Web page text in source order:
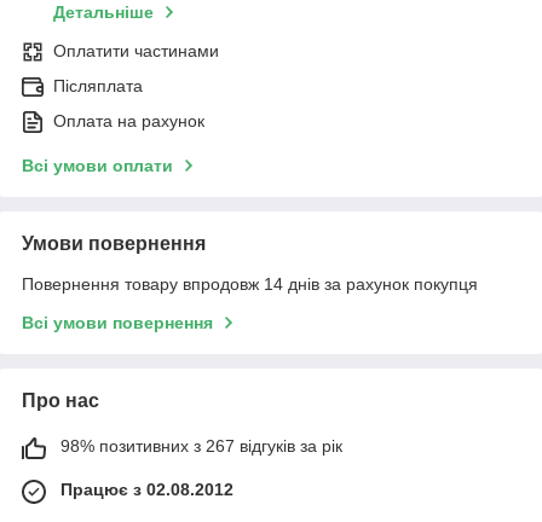
Детальніше
Оплатити частинами
Післяплата
Оплата на рахунок
Всі умови оплати
Умови повернення
Повернення товару впродовж 14 днів за рахунок покупця
Всі умови повернення
Про нас
98% позитивних з 267 відгуків за рік
Працює з 02.08.2012